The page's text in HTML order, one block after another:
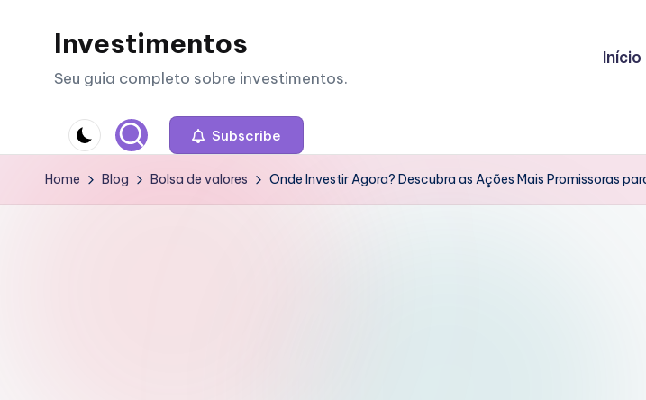
Investimentos
Seu guia completo sobre investimentos.
Início
Subscribe
Home Blog Bolsa de valores Onde Investir Agora? Descubra as Ações Mais Promissoras